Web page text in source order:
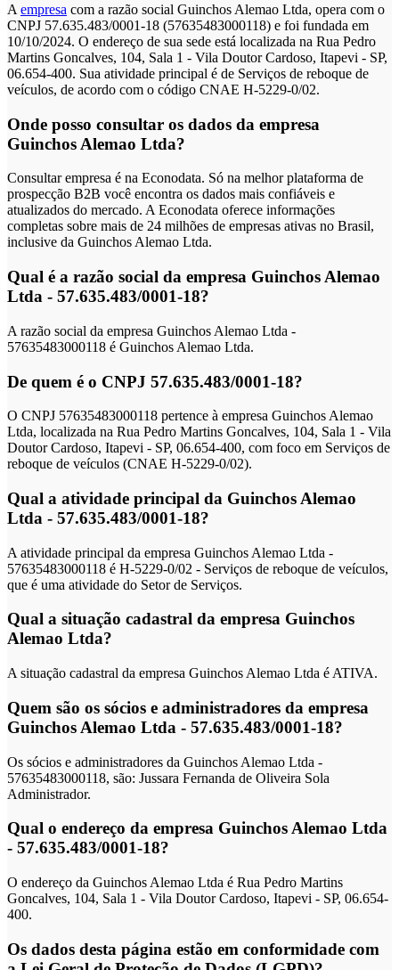
A empresa com a razão social Guinchos Alemao Ltda, opera com o
CNPJ 57.635.483/0001-18 (57635483000118) e foi fundada em
10/10/2024. O endereço de sua sede está localizada na Rua Pedro
Martins Goncalves, 104, Sala 1 - Vila Doutor Cardoso, Itapevi - SP,
06.654-400. Sua atividade principal é de Serviços de reboque de
veículos, de acordo com o código CNAE H-5229-0/02.
Onde posso consultar os dados da empresa
Guinchos Alemao Ltda?
Consultar empresa é na Econodata. Só na melhor plataforma de
prospecção B2B você encontra os dados mais confiáveis e
atualizados do mercado. A Econodata oferece informações
completas sobre mais de 24 milhões de empresas ativas no Brasil,
inclusive da Guinchos Alemao Ltda.
Qual é a razão social da empresa Guinchos Alemao
Ltda - 57.635.483/0001-18?
A razão social da empresa Guinchos Alemao Ltda -
57635483000118 é Guinchos Alemao Ltda.
De quem é o CNPJ 57.635.483/0001-18?
O CNPJ 57635483000118 pertence à empresa Guinchos Alemao
Ltda, localizada na Rua Pedro Martins Goncalves, 104, Sala 1 - Vila
Doutor Cardoso, Itapevi - SP, 06.654-400, com foco em Serviços de
reboque de veículos (CNAE H-5229-0/02).
Qual a atividade principal da Guinchos Alemao
Ltda - 57.635.483/0001-18?
A atividade principal da empresa Guinchos Alemao Ltda -
57635483000118 é H-5229-0/02 - Serviços de reboque de veículos,
que é uma atividade do Setor de Serviços.
Qual a situação cadastral da empresa Guinchos
Alemao Ltda?
A situação cadastral da empresa Guinchos Alemao Ltda é ATIVA.
Quem são os sócios e administradores da empresa
Guinchos Alemao Ltda - 57.635.483/0001-18?
Os sócios e administradores da Guinchos Alemao Ltda -
57635483000118, são: Jussara Fernanda de Oliveira Sola
Administrador.
Qual o endereço da empresa Guinchos Alemao Ltda
- 57.635.483/0001-18?
O endereço da Guinchos Alemao Ltda é Rua Pedro Martins
Goncalves, 104, Sala 1 - Vila Doutor Cardoso, Itapevi - SP, 06.654-
400.
Os dados desta página estão em conformidade com